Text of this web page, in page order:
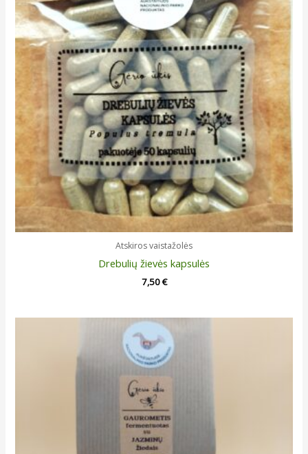
Atskiros vaistažolės
Drebulių žievės kapsulės
7,50€